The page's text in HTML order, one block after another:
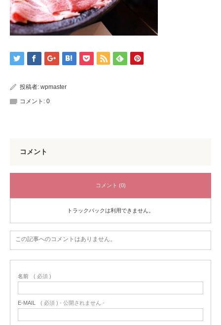
投稿者: wpmaster
コメント: 0
コメント
コメント (0)
トラックバックは利用できません。
この記事へのコメントはありません。
名前 ( 必須 )
E-MAIL ( 必須 ) - 公開されません -